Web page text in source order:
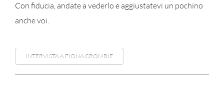
Con fiducia, andate a vederlo e aggiustatevi un pochino
anche voi.
INTERVISTA A FIONA CROMBIE